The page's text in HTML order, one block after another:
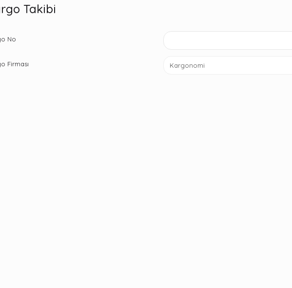
Takibi
No
Firması